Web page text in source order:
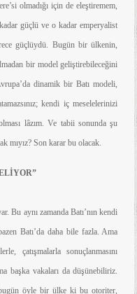
olmadığı için de eleştiremem,
güçlü ve o kadar emperyalist
güçlüydü. Bugün bir ülkenin,
bir model geliştirebileceğini
dinamik bir Batı modeli,
kendi iç meselelerinizi
lâzım. Ve tabii sonunda şu
mıyız? Son karar bu olacak.
Bu aynı zamanda Batı’nın kendi
Batı’da daha bile fazla. Ama
çatışmalarla sonuçlanmasını
başka vakaları da düşünebiliriz.
öyle bir ülke ki bu otoriter,